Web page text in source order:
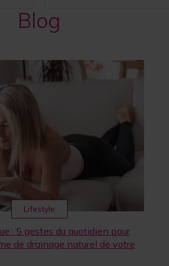
Blog
Lifestyle
: 5 gestes du quotidien pour
de drainage naturel de votre